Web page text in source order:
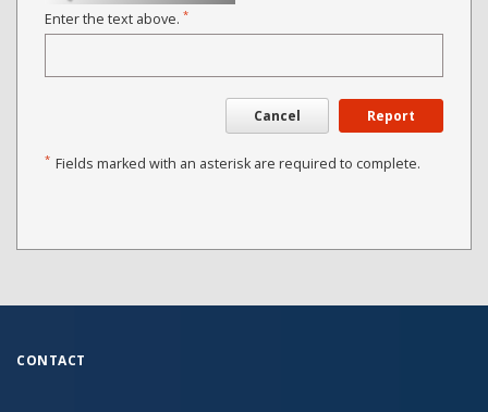
Enter the text above. *
Cancel Report
* Fields marked with an asterisk are required to complete.
CONTACT